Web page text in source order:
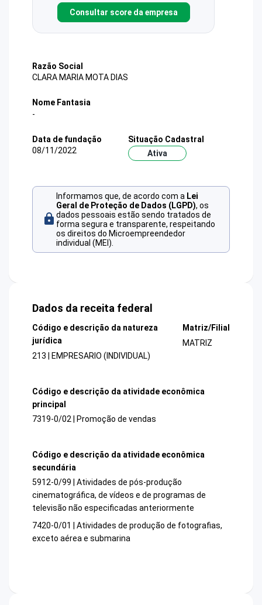
Consultar score da empresa
Razão Social
CLARA MARIA MOTA DIAS
Nome Fantasia
-
Data de fundação
08/11/2022
Situação Cadastral
Ativa
Informamos que, de acordo com a Lei
Geral de Proteção de Dados (LGPD), os
dados pessoais estão sendo tratados de
forma segura e transparente, respeitando
os direitos do Microempreendedor
individual (MEI).
Dados da receita federal
Código e descrição da natureza
jurídica
213 | EMPRESARIO (INDIVIDUAL)
Matriz/Filial
MATRIZ
Código e descrição da atividade econômica
principal
7319-0/02 | Promoção de vendas
Código e descrição da atividade econômica
secundária
5912-0/99 | Atividades de pós-produção
cinematográfica, de vídeos e de programas de
televisão não especificadas anteriormente
7420-0/01 | Atividades de produção de fotografias,
exceto aérea e submarina